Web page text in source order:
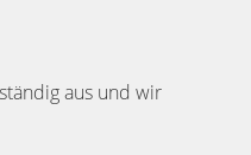
aus und wir